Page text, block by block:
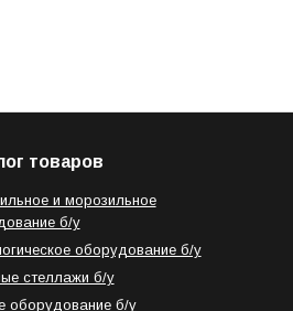
товаров
и морозильное
б/у
оборудование б/у
стеллажи б/у
оборудование б/у